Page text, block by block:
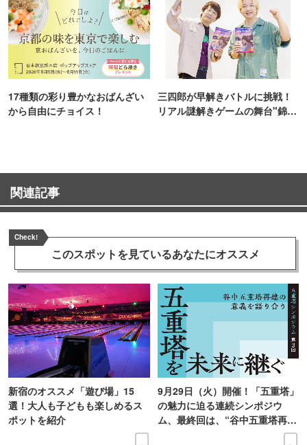
17種類の彩り豊かなおばんざい
から自由にチョイス！
三四郎が早解きバトルに挑戦！
リアル謎解きゲームの舞台"錦糸
関連記事
Check!
このスポットを見ているあなたにオススメ
新宿のオススメ「遊び場」15
選！大人も子どもも楽しめるス
ポットを紹介
9月29日（火）開催！「五重塔」
の魅力に迫る連続シンポジウ
ム、最終回は、“谷中五重塔再建